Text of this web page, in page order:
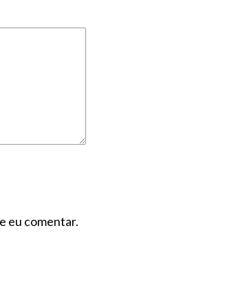
eu comentar.